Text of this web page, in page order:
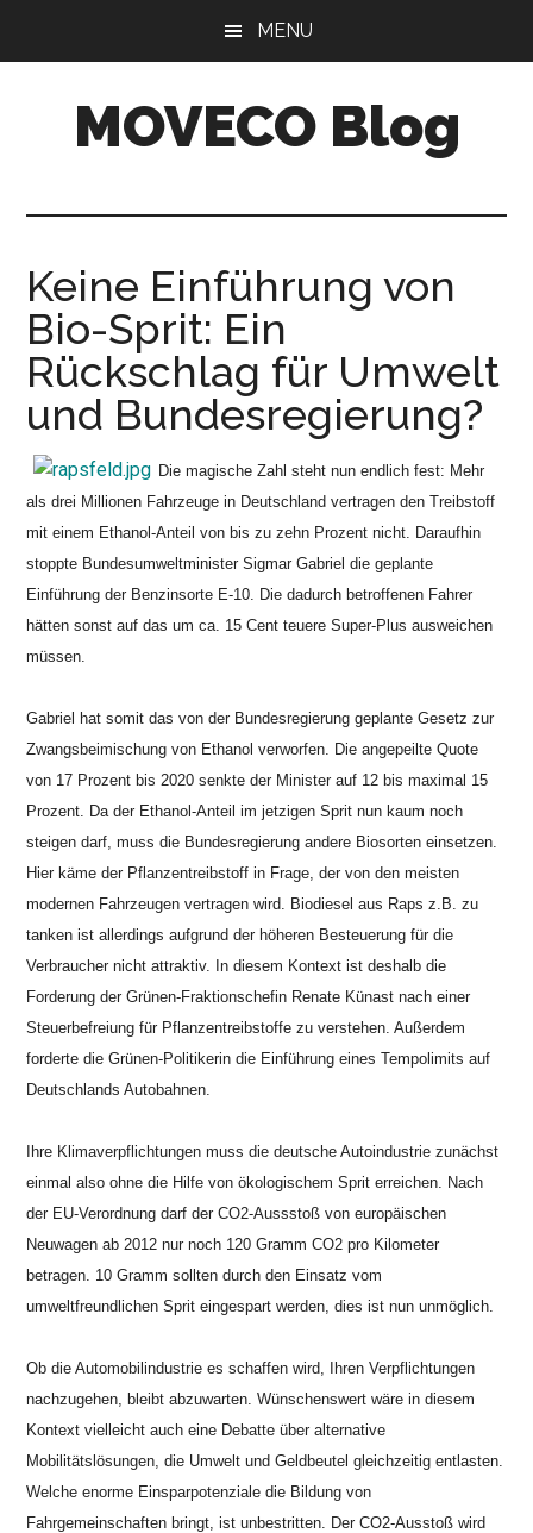
MENU
MOVECO Blog
aus
Bonn
Keine Einführung von
Bio-Sprit: Ein
Rückschlag für Umwelt
und Bundesregierung?
Die magische Zahl steht nun endlich fest: Mehr
als drei Millionen Fahrzeuge in Deutschland vertragen den Treibstoff
mit einem Ethanol-Anteil von bis zu zehn Prozent nicht. Daraufhin
stoppte Bundesumweltminister Sigmar Gabriel die geplante
Einführung der Benzinsorte E-10. Die dadurch betroffenen Fahrer
hätten sonst auf das um ca. 15 Cent teuere Super-Plus ausweichen
müssen.
Gabriel hat somit das von der Bundesregierung geplante Gesetz zur
Zwangsbeimischung von Ethanol verworfen. Die angepeilte Quote
von 17 Prozent bis 2020 senkte der Minister auf 12 bis maximal 15
Prozent. Da der Ethanol-Anteil im jetzigen Sprit nun kaum noch
steigen darf, muss die Bundesregierung andere Biosorten einsetzen.
Hier käme der Pflanzentreibstoff in Frage, der von den meisten
modernen Fahrzeugen vertragen wird. Biodiesel aus Raps z.B. zu
tanken ist allerdings aufgrund der höheren Besteuerung für die
Verbraucher nicht attraktiv. In diesem Kontext ist deshalb die
Forderung der Grünen-Fraktionschefin Renate Künast nach einer
Steuerbefreiung für Pflanzentreibstoffe zu verstehen. Außerdem
forderte die Grünen-Politikerin die Einführung eines Tempolimits auf
Deutschlands Autobahnen.
Ihre Klimaverpflichtungen muss die deutsche Autoindustrie zunächst
einmal also ohne die Hilfe von ökologischem Sprit erreichen. Nach
der EU-Verordnung darf der CO2-Aussstoß von europäischen
Neuwagen ab 2012 nur noch 120 Gramm CO2 pro Kilometer
betragen. 10 Gramm sollten durch den Einsatz vom
umweltfreundlichen Sprit eingespart werden, dies ist nun unmöglich.
Ob die Automobilindustrie es schaffen wird, Ihren Verpflichtungen
nachzugehen, bleibt abzuwarten. Wünschenswert wäre in diesem
Kontext vielleicht auch eine Debatte über alternative
Mobilitätslösungen, die Umwelt und Geldbeutel gleichzeitig entlasten.
Welche enorme Einsparpotenziale die Bildung von
Fahrgemeinschaften bringt, ist unbestritten. Der CO2-Ausstoß wird